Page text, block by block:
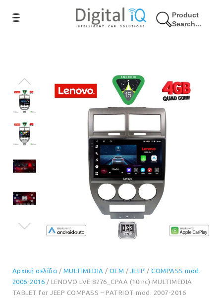
Product
Search...
9% Έκπτωση
Αρχική σελίδα / MULTIMEDIA / OEM / JEEP /COMPASS mod.
2006-2016 / LENOVO LVE 8276_CPAA (10inc) MULTIMEDIA
TABLET for JEEP COMPASS – PATRIOT mod. 2007-2016